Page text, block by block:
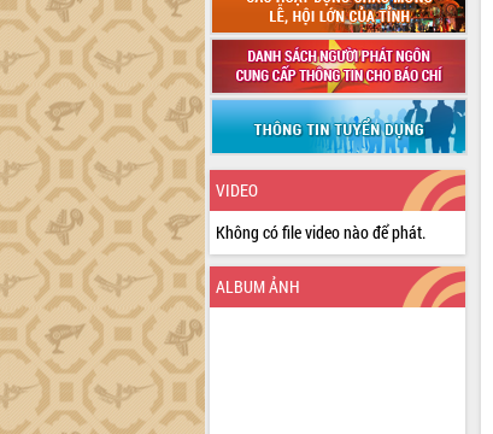
VIDEO
Không có file video nào để phát.
ALBUM ẢNH